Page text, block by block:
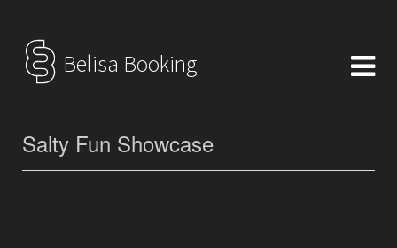
Belisa Booking
Salty Fun Showcase